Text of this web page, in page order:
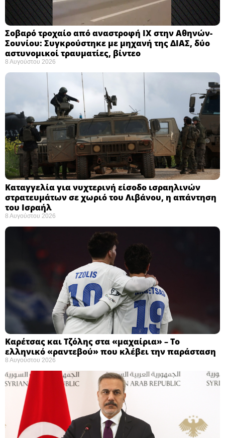
Σοβαρό τροχαίο από αναστροφή ΙΧ στην Αθηνών-
Σουνίου: Συγκρούστηκε με μηχανή της ΔΙΑΣ, δύο
αστυνομικοί τραυματίες, βίντεο
8 Αυγούστου 2026
Καταγγελία για νυχτερινή είσοδο ισραηλινών
στρατευμάτων σε χωριό του Λιβάνου, η απάντηση
του Ισραήλ
8 Αυγούστου 2026
Καρέτσας και Τζόλης στα «μαχαίρια» – Το
ελληνικό «ραντεβού» που κλέβει την παράσταση
8 Αυγούστου 2026